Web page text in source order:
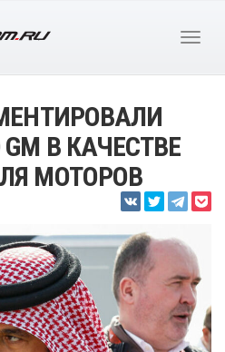
В КАЧЕСТВЕ
МОТОРОВ